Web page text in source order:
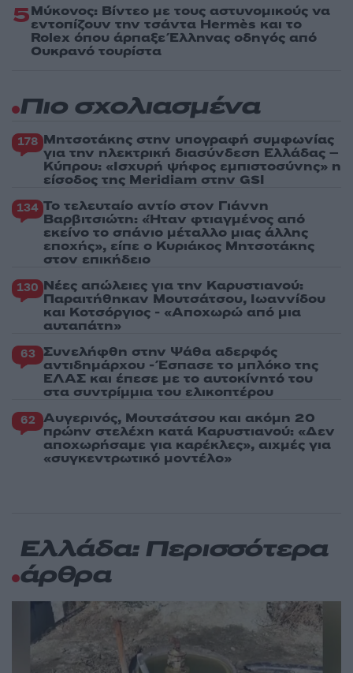
5Μύκονος: Βίντεο με τους αστυνομικούς να
εντοπίζουν την τσάντα Hermès και το
Rolex όπου άρπαξε Έλληνας οδηγός από
Ουκρανό τουρίστα
Πιο σχολιασμένα
178 Μητσοτάκης στην υπογραφή συμφωνίας
για την ηλεκτρική διασύνδεση Ελλάδας –
Κύπρου: «Ισχυρή ψήφος εμπιστοσύνης» η
είσοδος της Meridiam στην GSI
134 Το τελευταίο αντίο στον Γιάννη
Βαρβιτσιώτη: «Ήταν φτιαγμένος από
εκείνο το σπάνιο μέταλλο μιας άλλης
εποχής», είπε ο Κυριάκος Μητσοτάκης
στον επικήδειο
130 Νέες απώλειες για την Καρυστιανού:
Παραιτήθηκαν Μουτσάτσου, Ιωαννίδου
και Κοτσόργιος - «Αποχωρώ από μια
αυταπάτη»
63 Συνελήφθη στην Ψάθα αδερφός
αντιδημάρχου - Έσπασε το μπλόκο της
ΕΛΑΣ και έπεσε με το αυτοκίνητό του
στα συντρίμμια του ελικοπτέρου
62 Αυγερινός, Μουτσάτσου και ακόμη 20
πρώην στελέχη κατά Καρυστιανού: «Δεν
αποχωρήσαμε για καρέκλες», αιχμές για
«συγκεντρωτικό μοντέλο»
Ελλάδα: Περισσότερα
άρθρα